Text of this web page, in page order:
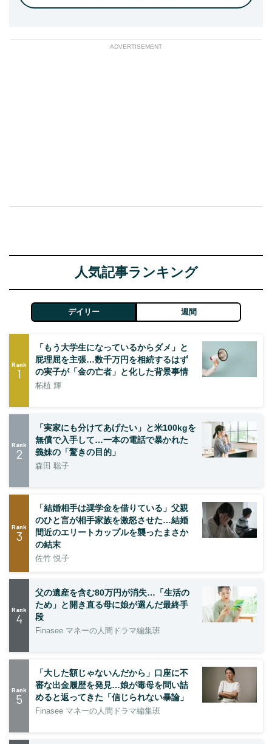
ADVERTISEMENT
人気記事ランキング
デイリー 週間
Rank
1
「もう大学生になっているからダメ」と
屁理屈を主張…数千万円を相続するはず
の実子が「金の亡者」と化した背景事情
柘植 輝
Rank
2
「実家にも分けてあげたい」と米100kgを
無償で入手して…一本の電話で暴かれた
義妹の「驚きの目的」
森田 聡子
Rank
3
「結婚相手は奨学金を借りている」父親
のひと言が相手家族を激怒させた…結婚
間近のエリートカップルを襲ったまさか
の結末
佐竹 悦子
Rank
4
父の遺産を含む80万円が消失…「生活の
ため」と開き直る母に娘が選んだ最終手
段
Finasee マネーの人間ドラマ編集班
Rank
5
「大した額じゃないんだから」口座に不
審な出金履歴を発見…娘が毒母を問い詰
めると返ってきた「信じられない暴論」
Finasee マネーの人間ドラマ編集班